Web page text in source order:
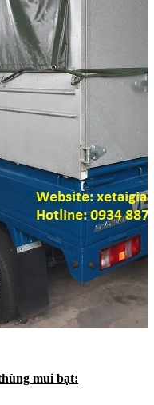
mui bạt: